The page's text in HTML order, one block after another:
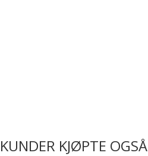
KUNDER KJØPTE OGSÅ